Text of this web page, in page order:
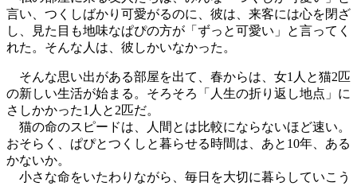
言い、つくしばかり可愛がるのに、彼は、来客には心を閉ざ
し、見た目も地味なぱぴの方が「ずっと可愛い」と言ってく
れた。そんな人は、彼しかいなかった。
そんな思い出がある部屋を出て、春からは、女1人と猫2匹
の新しい生活が始まる。そろそろ「人生の折り返し地点」に
さしかかった1人と2匹だ。
猫の命のスピードは、人間とは比較にならないほど速い。
おそらく、ぱぴとつくしと暮らせる時間は、あと10年、ある
かないか。
小さな命をいたわりながら、毎日を大切に暮らしていこう